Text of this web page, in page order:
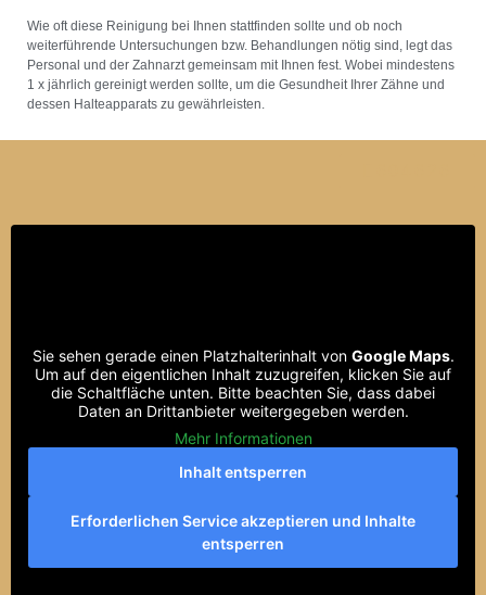
Wie oft diese Reinigung bei Ihnen stattfinden sollte und ob noch
weiterführende Untersuchungen bzw. Behandlungen nötig sind, legt das
Personal und der Zahnarzt gemeinsam mit Ihnen fest. Wobei mindestens
1 x jährlich gereinigt werden sollte, um die Gesundheit Ihrer Zähne und
dessen Halteapparats zu gewährleisten.
Sie sehen gerade einen Platzhalterinhalt von Google Maps.
Um auf den eigentlichen Inhalt zuzugreifen, klicken Sie auf
die Schaltfläche unten. Bitte beachten Sie, dass dabei
Daten an Drittanbieter weitergegeben werden.
Mehr Informationen
Inhalt entsperren
Erforderlichen Service akzeptieren und Inhalte
entsperren